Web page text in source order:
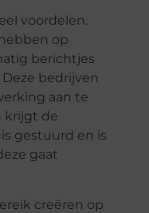
voordelen.
op
berichtjes
bedrijven
aan te
krijgt de
gestuurd en is
gaat
creëren op